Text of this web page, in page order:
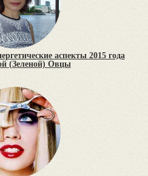
аспекты 2015 года
(Зеленой) Овцы